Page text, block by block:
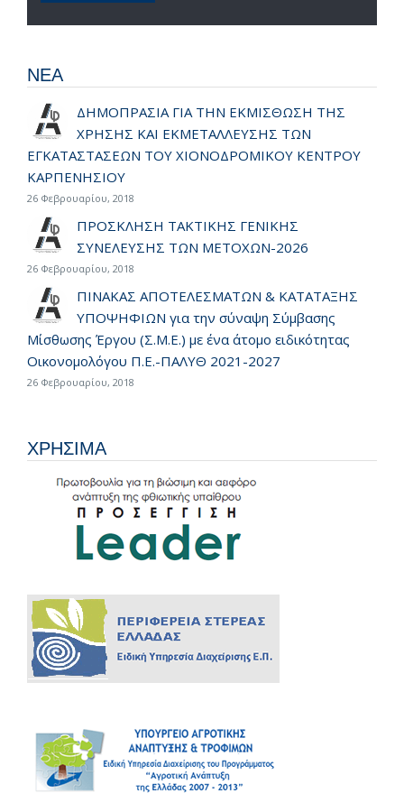
ΝΕΑ
ΔΗΜΟΠΡΑΣΙΑ ΓΙΑ ΤΗΝ ΕΚΜΙΣΘΩΣΗ ΤΗΣ
ΧΡΗΣΗΣ ΚΑΙ ΕΚΜΕΤΑΛΛΕΥΣΗΣ ΤΩΝ
ΕΓΚΑΤΑΣΤΑΣΕΩΝ ΤΟΥ ΧΙΟΝΟΔΡΟΜΙΚΟΥ ΚΕΝΤΡΟΥ
ΚΑΡΠΕΝΗΣΙΟΥ
26 Φεβρουαρίου, 2018
ΠΡΟΣΚΛΗΣΗ ΤΑΚΤΙΚΗΣ ΓΕΝΙΚΗΣ
ΣΥΝΕΛΕΥΣΗΣ ΤΩΝ ΜΕΤΟΧΩΝ-2026
26 Φεβρουαρίου, 2018
ΠΙΝΑΚΑΣ ΑΠΟΤΕΛΕΣΜΑΤΩΝ & ΚΑΤΑΤΑΞΗΣ
ΥΠΟΨΗΦΙΩΝ για την σύναψη Σύμβασης
Μίσθωσης Έργου (Σ.Μ.Ε.) με ένα άτομο ειδικότητας
Οικονομολόγου Π.Ε.-ΠΑΛΥΘ 2021-2027
26 Φεβρουαρίου, 2018
ΧΡΗΣΙΜΑ